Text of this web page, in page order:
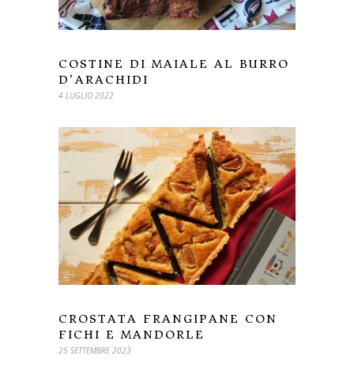
COSTINE DI MAIALE AL BURRO
D’ARACHIDI
4 LUGLIO 2022
CROSTATA FRANGIPANE CON
FICHI E MANDORLE
25 SETTEMBRE 2023